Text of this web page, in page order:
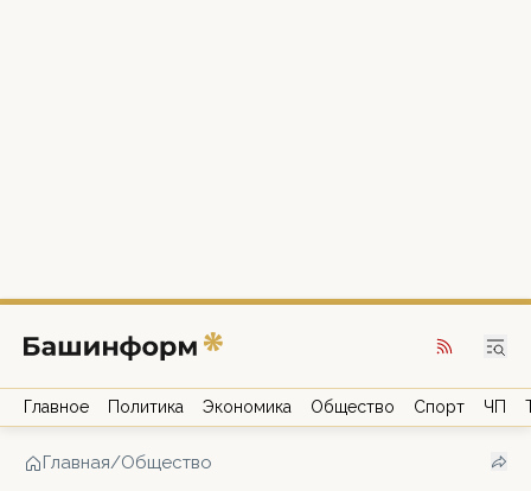
Главное Политика Экономика Общество Спорт ЧП
Главная/Общество